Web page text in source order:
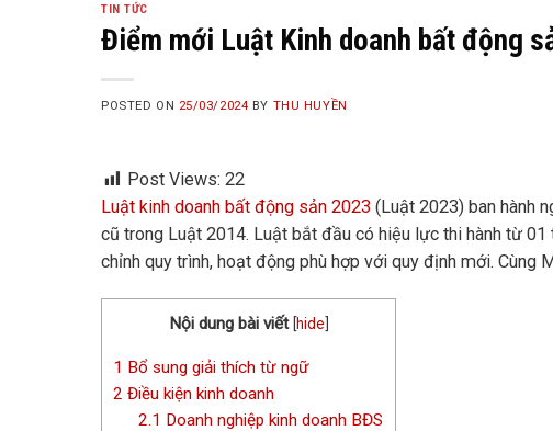
TIN TỨC
Điểm mới Luật Kinh doanh bất động
POSTED ON 25/03/2024 BY THU HUYỀN
Post Views: 22
Luật kinh doanh bất động sản 2023 (Luật 2023) ban hành
cũ trong Luật 2014. Luật bắt đầu có hiệu lực thi hành từ
chỉnh quy trình, hoạt động phù hợp với quy định mới. Cùng
Nội dung bài viết [hide
1 Bổ sung giải thích từ ngữ
2 Điều kiện kinh doanh
2.1 Doanh nghiệp kinh doanh BĐS